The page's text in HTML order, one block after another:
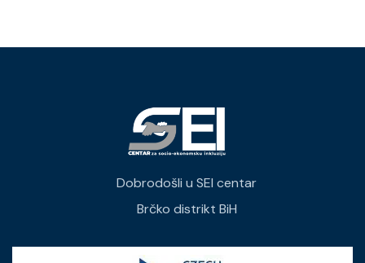
Dobrodošli u SEI centar
Brčko distrikt BiH